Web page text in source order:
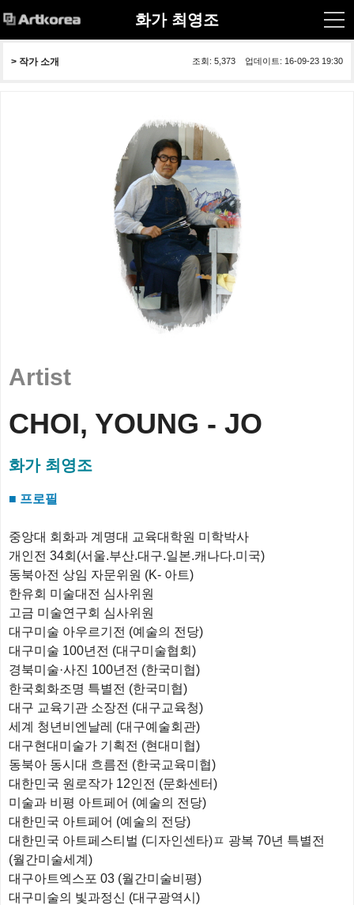
화가 최영조
조회: 5,373 업데이트: 16-09-23 19:30
> 작가 소개
Artist
CHOI, YOUNG - JO
화가 최영조
■ 프로필
중앙대 회화과 계명대 교육대학원 미학박사
개인전 34회(서울.부산.대구.일본.캐나다.미국)
동북아전 상임 자문위원 (K- 아트)
한유회 미술대전 심사위원
고금 미술연구회 심사위원
대구미술 아우르기전 (예술의 전당)
대구미술 100년전 (대구미술협회)
경북미술·사진 100년전 (한국미협)
한국회화조명 특별전 (한국미협)
대구 교육기관 소장전 (대구교육청)
세계 청년비엔날레 (대구예술회관)
대구현대미술가 기획전 (현대미협)
동북아 동시대 흐름전 (한국교육미협)
대한민국 원로작가 12인전 (문화센터)
미술과 비평 아트페어 (예술의 전당)
대한민국 아트페어 (예술의 전당)
대한민국 아트페스티벌 (디자인센타)ㅍ 광복 70년 특별전
(월간미술세계)
대구아트엑스포 03 (월간미술비평)
대구미술의 빛과정신 (대구광역시)